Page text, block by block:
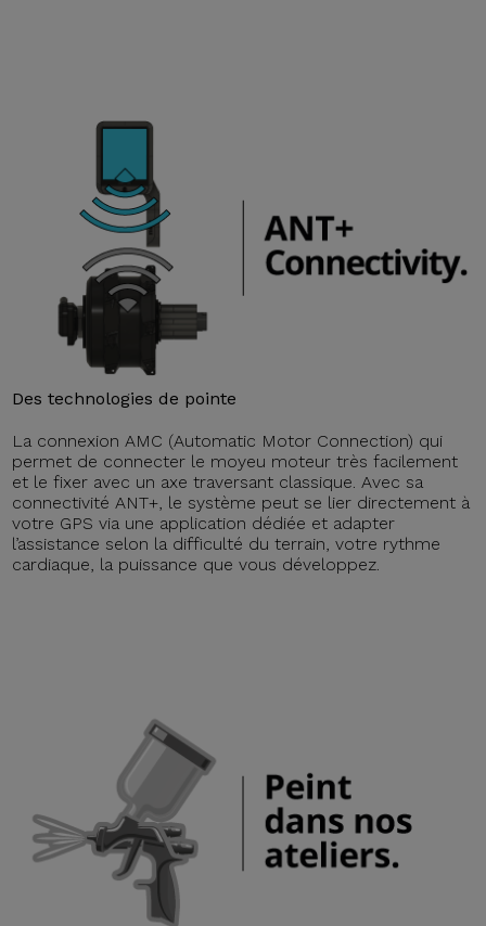
Des technologies de pointe
La connexion AMC (Automatic Motor Connection) qui
permet de connecter le moyeu moteur très facilement
et le fixer avec un axe traversant classique. Avec sa
connectivité ANT+, le système peut se lier directement à
votre GPS via une application dédiée et adapter
l’assistance selon la difficulté du terrain, votre rythme
cardiaque, la puissance que vous développez.